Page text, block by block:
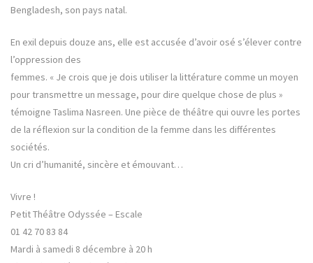
Bengladesh, son pays natal.
En exil depuis douze ans, elle est accusée d’avoir osé s’élever contre
l’oppression des
femmes. « Je crois que je dois utiliser la littérature comme un moyen
pour transmettre un message, pour dire quelque chose de plus »
témoigne Taslima Nasreen. Une pièce de théâtre qui ouvre les portes
de la réflexion sur la condition de la femme dans les différentes
sociétés.
Un cri d’humanité, sincère et émouvant…
Vivre !
Petit Théâtre Odyssée – Escale
01 42 70 83 84
Mardi à samedi 8 décembre à 20 h